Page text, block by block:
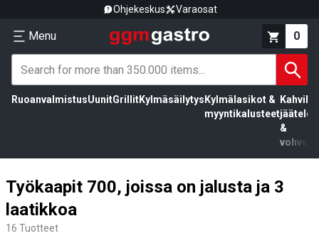
Ohjekeskus Varaosat
Menu 0
RuoanvalmistusUunitGrillitKylmäsäilytys Kylmälasikot &
myyntikalusteet
Kahvila,
jäätelö
&
vohvelit
Työkaapit 700, joissa on jalusta ja 3
laatikkoa
16 Tuotteet